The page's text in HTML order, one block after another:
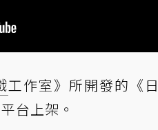
工作室》所開發的《
台上架。